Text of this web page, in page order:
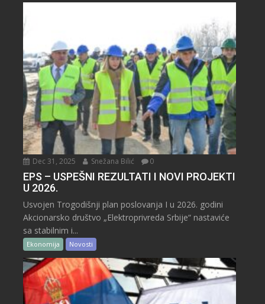
Dec 31, 2025 Snežana Bilić 0
EPS – USPEŠNI REZULTATI I NOVI PROJEKTI
U 2026.
Usvojen Trogodišnji plan poslovanja I u 2026. godini
Akcionarsko društvo „Elektroprivreda Srbije“ nastaviće
sa stabilnim i...
Ekonomija Novosti